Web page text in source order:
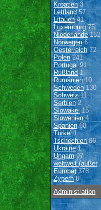
Kroatien3
Lettland57
Litauen41
Luxemburg 75
Niederlande152
Norwegen6
Oesterreich72
Polen 241
Portugal91
Rußland 1
Rumänien10
Schweden 130
Schweiz11
Serbien2
Slowakei15
Slowenien4
Spanien68
Türkei1
Tschechien 86
Ukraine1
Ungarn97
weltweit (außer
Europa)378
Zypern8
Administration